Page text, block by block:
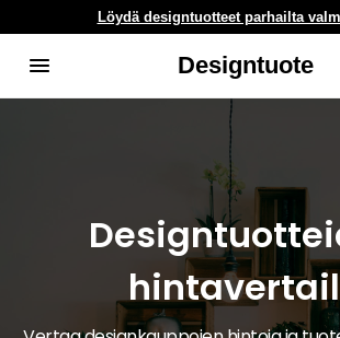
Löydä designtuotteet parhailta
Designtuote